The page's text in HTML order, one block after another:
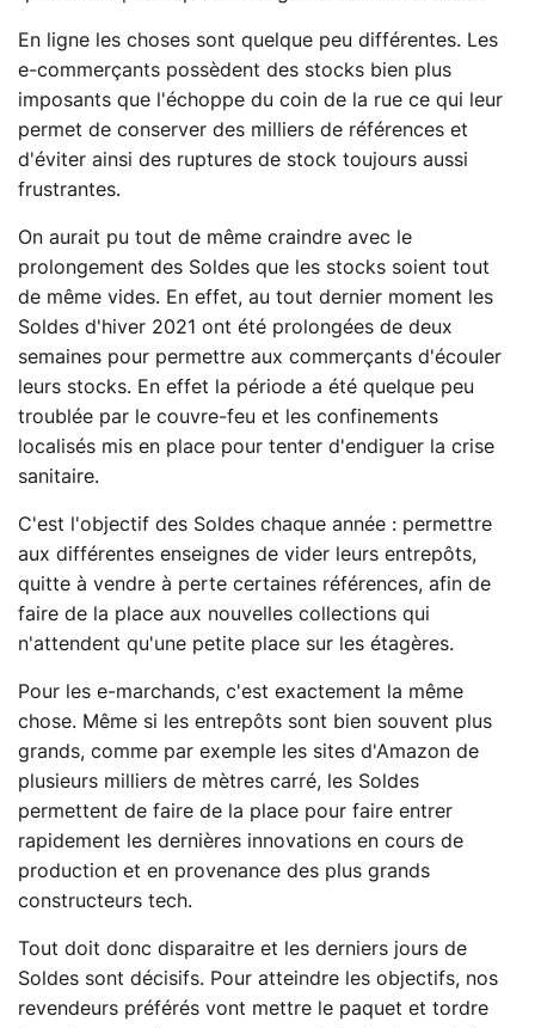
En ligne les choses sont quelque peu différentes. Les
e-commerçants possèdent des stocks bien plus
imposants que l'échoppe du coin de la rue ce qui leur
permet de conserver des milliers de références et
d'éviter ainsi des ruptures de stock toujours aussi
frustrantes.
On aurait pu tout de même craindre avec le
prolongement des Soldes que les stocks soient tout
de même vides. En effet, au tout dernier moment les
Soldes d'hiver 2021 ont été prolongées de deux
semaines pour permettre aux commerçants d'écouler
leurs stocks. En effet la période a été quelque peu
troublée par le couvre-feu et les confinements
localisés mis en place pour tenter d'endiguer la crise
sanitaire.
C'est l'objectif des Soldes chaque année : permettre
aux différentes enseignes de vider leurs entrepôts,
quitte à vendre à perte certaines références, afin de
faire de la place aux nouvelles collections qui
n'attendent qu'une petite place sur les étagères.
Pour les e-marchands, c'est exactement la même
chose. Même si les entrepôts sont bien souvent plus
grands, comme par exemple les sites d'Amazon de
plusieurs milliers de mètres carré, les Soldes
permettent de faire de la place pour faire entrer
rapidement les dernières innovations en cours de
production et en provenance des plus grands
constructeurs tech.
Tout doit donc disparaitre et les derniers jours de
Soldes sont décisifs. Pour atteindre les objectifs, nos
revendeurs préférés vont mettre le paquet et tordre